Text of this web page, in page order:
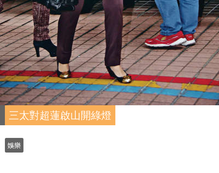
三太對超蓮啟山開綠燈
娛樂